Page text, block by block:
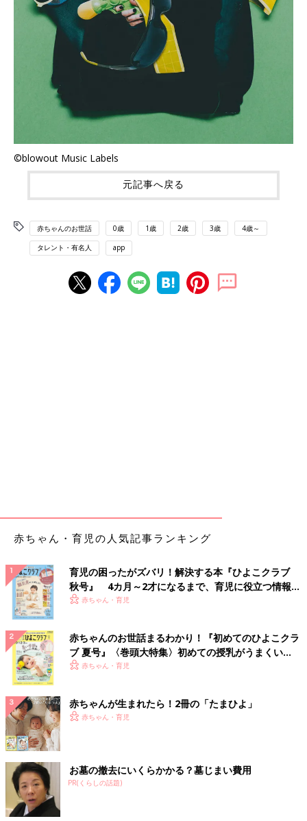
©blowout Music Labels
元記事へ戻る
赤ちゃんのお世話 0歳 1歳 2歳 3歳 4歳～
タレント・有名人 app
赤ちゃん・育児の人気記事ランキング
育児の困ったがズバリ！解決する本『ひよこクラブ
秋号』 4カ月～2才になるまで、育児に役立つ情報が
いっぱい！
赤ちゃん・育児
赤ちゃんのお世話まるわかり！『初めてのひよこクラ
ブ 夏号』〈巻頭大特集〉初めての授乳がうまくい
く！ おっぱい・ミルクの基本と夏のトラブル 解決テ
赤ちゃん・育児
赤ちゃんが生まれたら！2冊の「たまひよ」
赤ちゃん・育児
お墓の撤去にいくらかかる？墓じまい費用
PR(くらしの話題)